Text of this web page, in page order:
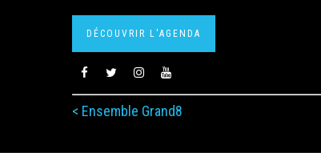
DÉCOUVRIR L'AGENDA
< Ensemble Grand8